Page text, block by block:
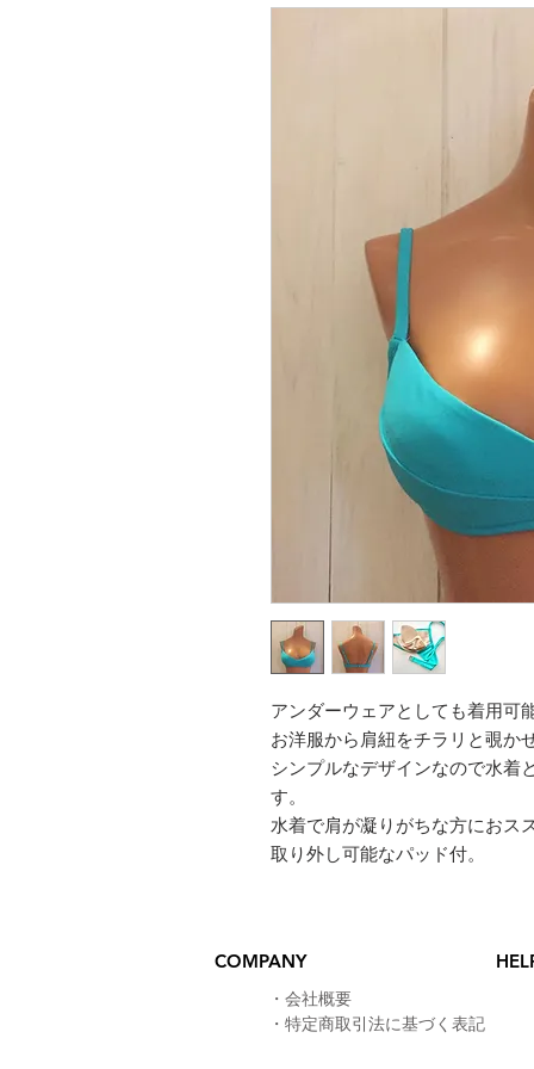
アンダーウェアとしても着用可
お洋服から肩紐をチラリと覗か
シンプルなデザインなので水着
す。
水着で肩が凝りがちな方におス
取り外し可能なパッド付。
COMPANY
​・ 会社概要
・ 特定商取引法に基づく表記